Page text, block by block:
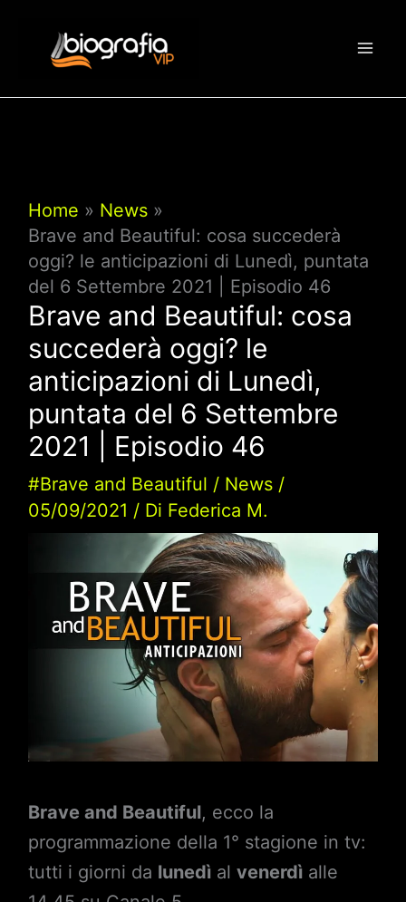
contenuto
Home
News
Brave and Beautiful: cosa succederà
oggi? le anticipazioni di Lunedì, puntata
del 6 Settembre 2021 | Episodio 46
Brave and Beautiful: cosa
succederà oggi? le
anticipazioni di Lunedì,
puntata del 6 Settembre
2021 | Episodio 46
#Brave and Beautiful / News/
05/09/2021 / Di Federica M.
Brave and Beautiful, ecco la
programmazione della 1° stagione in tv:
tutti i giorni da lunedìal venerdìalle